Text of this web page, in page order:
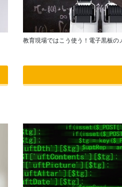
Android
Android
タブレッ
ト TA2C-
M8AC
Android
タブレッ
管理
運用
パッ
ク
ショ
ン
教育
機関
向け
ネッ
教育現場ではこう使う！電子黒板の